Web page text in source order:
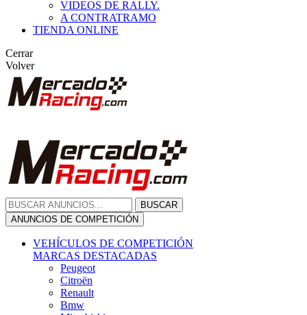
VIDEOS DE RALLY.
A CONTRATRAMO
TIENDA ONLINE
Cerrar
Volver
BUSCAR
ANUNCIOS DE COMPETICIÓN
VEHÍCULOS DE COMPETICIÓN
MARCAS DESTACADAS
Peugeot
Citroën
Renault
Bmw
Mitsubishi
Ford